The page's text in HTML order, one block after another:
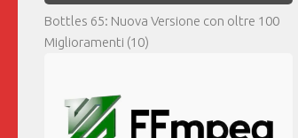
Bottles 65: Nuova Versione con oltre 100
Miglioramenti (10)